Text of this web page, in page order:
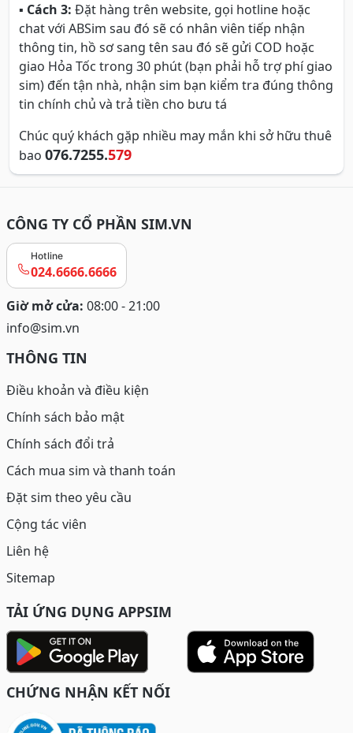
▪ Cách 3: Đặt hàng trên website, gọi hotline hoặc
chat với ABSim sau đó sẽ có nhân viên tiếp nhận
thông tin, hồ sơ sang tên sau đó sẽ gửi COD hoặc
giao Hỏa Tốc trong 30 phút (bạn phải hỗ trợ phí giao
sim) đến tận nhà, nhận sim bạn kiểm tra đúng thông
tin chính chủ và trả tiền cho bưu tá
Chúc quý khách gặp nhiều may mắn khi sở hữu thuê
bao 076.7255.579
CÔNG TY CỔ PHẦN SIM.VN
Hotline
024.6666.6666
Giờ mở cửa: 08:00 - 21:00
info@sim.vn
THÔNG TIN
Điều khoản và điều kiện
Chính sách bảo mật
Chính sách đổi trả
Cách mua sim và thanh toán
Đặt sim theo yêu cầu
Cộng tác viên
Liên hệ
Sitemap
TẢI ỨNG DỤNG APPSIM
CHỨNG NHẬN KẾT NỐI